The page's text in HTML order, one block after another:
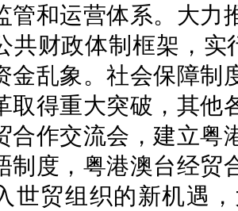
管和运营体系。大力
共财政体制框架，实
金乱象。社会保障制
取得重大突破，其他
合作交流会，建立粤
制度，粤港澳台经贸
世贸组织的新机遇